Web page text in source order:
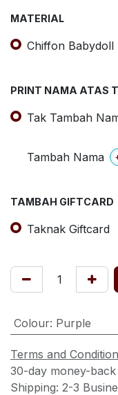
MATERIAL
Chiffon Babydoll
PRINT NAMA ATAS
Tak Tambah
Tambah Nama
TAMBAH GIFTCARD
Taknak Giftcard
Colour: Purple
Terms and
30-day money-
Shipping: 2-3